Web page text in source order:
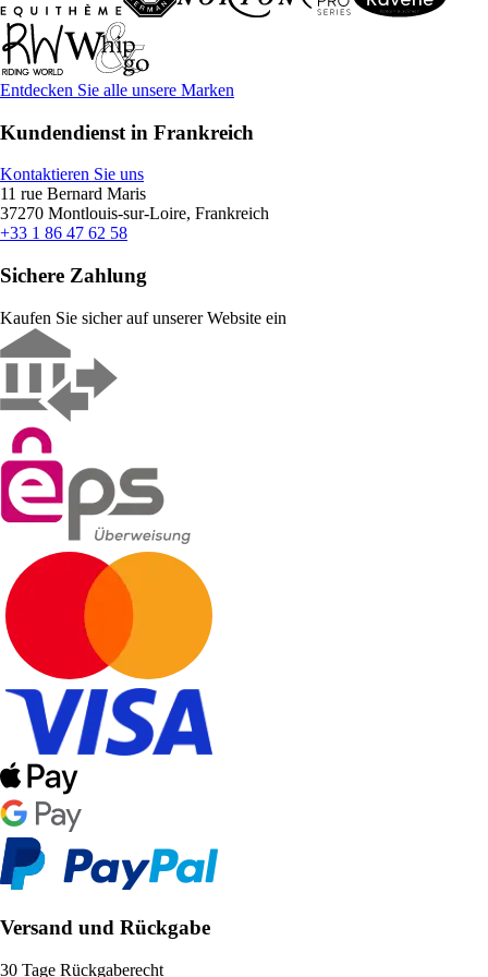
Entdecken Sie alle unsere Marken
Kundendienst in Frankreich
Kontaktieren Sie uns
11 rue Bernard Maris
37270 Montlouis-sur-Loire, Frankreich
+33 1 86 47 62 58
Sichere Zahlung
Kaufen Sie sicher auf unserer Website ein
Versand und Rückgabe
30 Tage Rückgaberecht